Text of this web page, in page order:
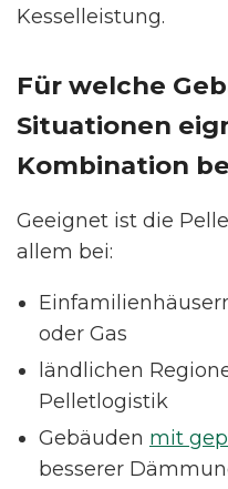
Kesselleistung.
Für welche
Situationen
Kombination
Geeignet ist die
allem bei:
oder Gas
ländlichen
Pelletlogistik
Gebäuden mit
besserer